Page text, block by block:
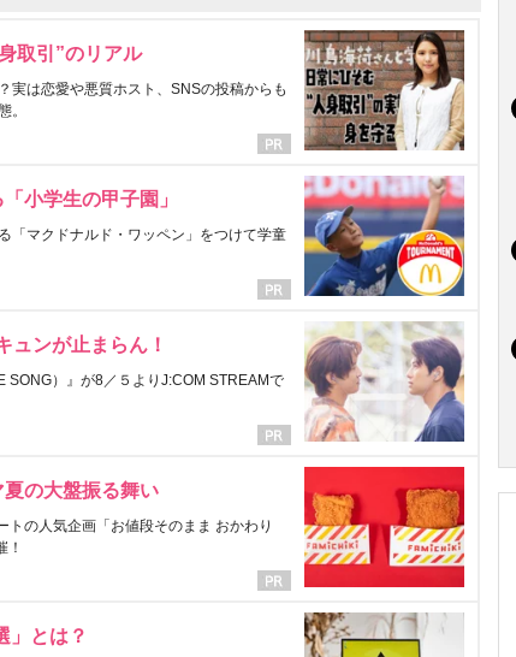
取引”のリアル
実は恋愛や悪質ホスト、SNSの投稿からも
。
小学生の甲子園」
「マクドナルド・ワッペン」をつけて学童
ュンが止まらん！
SONG）』が8／５よりJ:COM STREAMで
の大盤振る舞い
の人気企画「お値段そのまま おかわり
！
」とは？